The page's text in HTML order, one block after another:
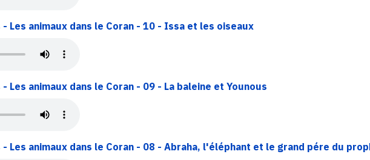
Les animaux dans le Coran - 10 - Issa et les oiseaux
Les animaux dans le Coran - 09 - La baleine et Younous
Les animaux dans le Coran - 08 - Abraha, l'éléphant et le grand pére du